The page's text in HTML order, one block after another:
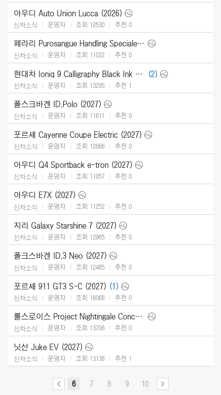
아우디 Auto Union Lucca (2026)
신차소식 운영자 조회 12530 추천 0
페라리 Purosangue Handling Speciale (2027)
신차소식 운영자 조회 11022 추천 0
현대차 Ioniq 9 Calligraphy Black Ink (2027) (2)
신차소식 운영자 조회 13295 추천 1
폴스크바겐 ID.Polo (2027)
신차소식 운영자 조회 11611 추천 0
포르셰 Cayenne Coupe Electric (2027)
신차소식 운영자 조회 12666 추천 0
아우디 Q4 Sportback e-tron (2027)
신차소식 운영자 조회 11057 추천 0
아우디 E7X (2027)
신차소식 운영자 조회 11252 추천 0
지리 Galaxy Starshine 7 (2027)
신차소식 운영자 조회 12965 추천 0
폴크스바겐 ID.3 Neo (2027)
신차소식 운영자 조회 12485 추천 0
포르셰 911 GT3 S-C (2027) (1)
신차소식 운영자 조회 16068 추천 0
롤스로이스 Project Nightingale Concept (2026)
신차소식 운영자 조회 13706 추천 0
닛산 Juke EV (2027)
신차소식 운영자 조회 13138 추천 1
6 7 8 9 10